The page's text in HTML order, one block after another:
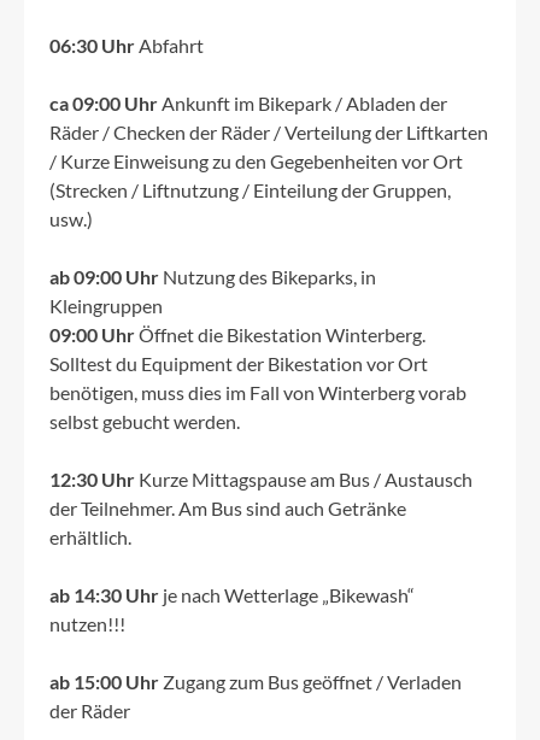
06:30 Uhr Abfahrt
ca 09:00 Uhr Ankunft im Bikepark / Abladen der
Räder / Checken der Räder / Verteilung der Liftkarten
/ Kurze Einweisung zu den Gegebenheiten vor Ort
(Strecken / Liftnutzung / Einteilung der Gruppen,
usw.)
ab 09:00 Uhr Nutzung des Bikeparks, in
Kleingruppen
09:00 UhrÖffnet die Bikestation Winterberg.
Solltest du Equipment der Bikestation vor Ort
benötigen, muss dies im Fall von Winterberg vorab
selbst gebucht werden.
12:30 Uhr Kurze Mittagspause am Bus / Austausch
der Teilnehmer. Am Bus sind auch Getränke
erhältlich.
ab 14:30 Uhr je nach Wetterlage „Bikewash“
nutzen!!!
ab 15:00 Uhr Zugang zum Bus geöffnet / Verladen
der Räder